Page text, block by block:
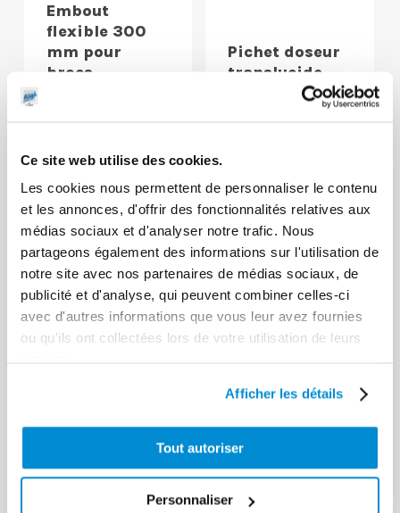
Ce site web utilise des cookies.
Les cookies nous permettent de personnaliser le contenu
et les annonces, d'offrir des fonctionnalités relatives aux
médias sociaux et d'analyser notre trafic. Nous
partageons également des informations sur l'utilisation de
notre site avec nos partenaires de médias sociaux, de
publicité et d'analyse, qui peuvent combiner celles-ci
avec d'autres informations que vous leur avez fournies
ou qu'ils ont collectées lors de votre utilisation de leurs
Afficher les détails
Tout autoriser
Personnaliser
Embout
flexible 300
mm pour
brocs
Pichet doseur
translucide
Broc fer blanc
graduée inox
10 l non
certifiée